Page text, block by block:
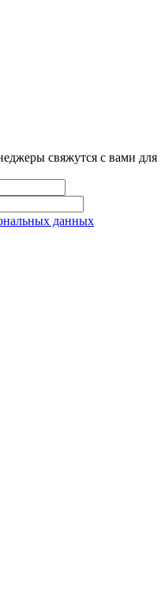
свяжутся с вами для
данных